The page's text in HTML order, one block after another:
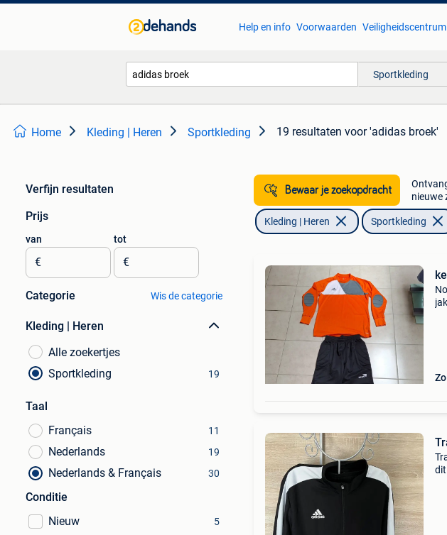
Help en info Voorwaarden Veiligheidscentrum
Sportkleding
Home Kleding | Heren Sportkleding 19 resultaten voor 'adidas broek'
Verfijn resultaten
Prijs
van
€
tot
€
Categorie Wis de categorie
Kleding | Heren
Alle zoekertjes
Sportkleding
19
Taal
Français
11
Nederlands 19
Nederlands & Français 30
Conditie
Nieuw
5
Bewaar je zoekopdracht
nieuwe
Kleding | Heren Sportkleding